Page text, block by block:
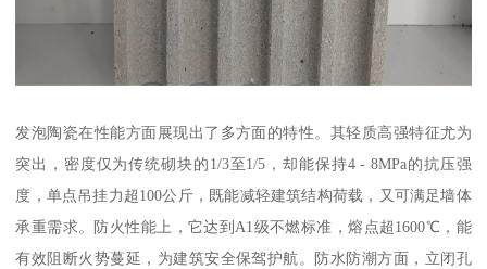
发泡陶瓷在性能方面展现出了多方面的特性。其轻质高强特征尤为
突出，密度仅为传统砌块的1/3至1/5，却能保持4 - 8MPa的抗压强
度，单点吊挂力超100公斤，既能减轻建筑结构荷载，又可满足墙体
承重需求。防火性能上，它达到A1级不燃标准，熔点超1600℃，能
有效阻断火势蔓延，为建筑安全保驾护航。防水防潮方面，立闭孔